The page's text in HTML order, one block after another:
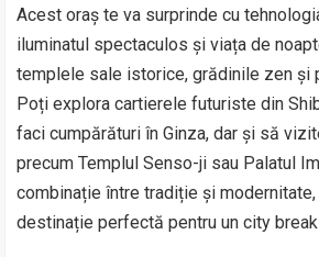
Acest oraș te va surprinde cu
iluminatul spectaculos și viața de
templele sale istorice, grădinile zen și
Poți explora cartierele futuriste din
faci cumpărături în Ginza, dar și să
precum Templul Senso-ji sau Palatul
combinație între tradiție și
destinație perfectă pentru un city